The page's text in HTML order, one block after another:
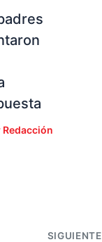
Redacción
SIGUIENTE